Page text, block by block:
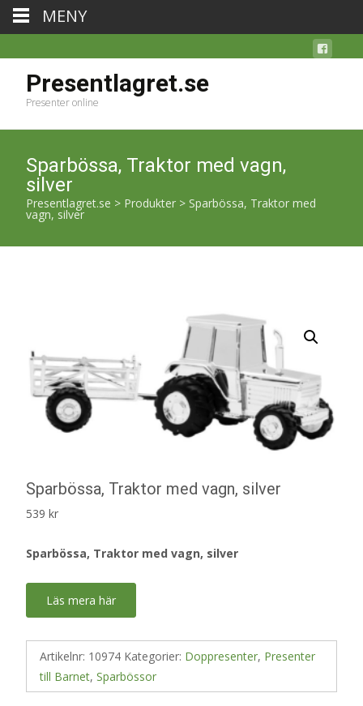
Presentlagret.se
Presenter online
Sparbössa, Traktor med vagn,
silver
Presentlagret.se > Produkter > Sparbössa, Traktor med
vagn, silver
Sparbössa, Traktor med vagn, silver
539 kr
Sparbössa, Traktor med vagn, silver
Läs mera här
Artikelnr: 10974 Kategorier: Doppresenter, Presenter
till Barnet, Sparbössor
MENY